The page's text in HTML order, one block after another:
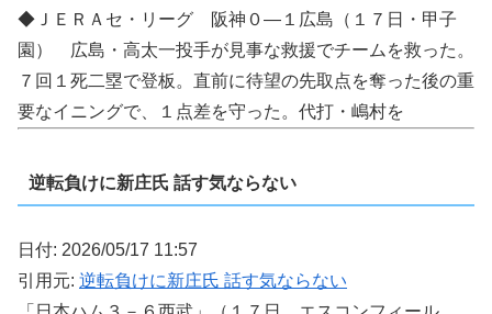
◆ＪＥＲＡセ・リーグ 阪神０―１広島（１７日・甲子
園） 広島・高太一投手が見事な救援でチームを救った。
７回１死二塁で登板。直前に待望の先取点を奪った後の重
要なイニングで、１点差を守った。代打・嶋村を
逆転負けに新庄氏 話す気ならない
日付: 2026/05/17 11:57
引用元: 逆転負けに新庄氏 話す気ならない